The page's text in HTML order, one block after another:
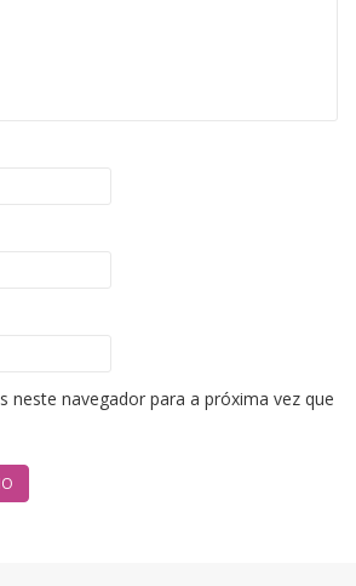
neste navegador para a próxima vez que